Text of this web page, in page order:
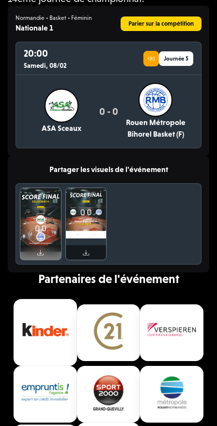
Normandie • Basket • Féminin
Nationale 1 Parier sur la compétition
20:00
Samedi, 08/02
Journée 5
ASA Sceaux
0 - 0
Rouen Métropole
Bihorel Basket (F)
Partager les visuels de l'événement
Partenaires de l'événement